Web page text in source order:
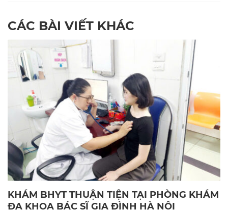
CÁC BÀI VIẾT KHÁC
KHÁM BHYT THUẬN TIỆN TẠI PHÒNG KHÁM
ĐA KHOA BÁC SĨ GIA ĐÌNH HÀ NỘI